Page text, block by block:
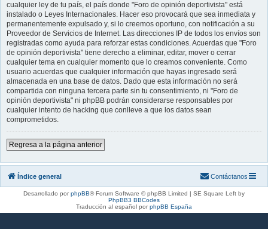
cualquier ley de tu país, el país donde "Foro de opinión deportivista" está
instalado o Leyes Internacionales. Hacer eso provocará que sea inmediata y
permanentemente expulsado y, si lo creemos oportuno, con notificación a su
Proveedor de Servicios de Internet. Las direcciones IP de todos los envíos son
registradas como ayuda para reforzar estas condiciones. Acuerdas que "Foro
de opinión deportivista" tiene derecho a eliminar, editar, mover o cerrar
cualquier tema en cualquier momento que lo creamos conveniente. Como
usuario acuerdas que cualquier información que hayas ingresado será
almacenada en una base de datos. Dado que esta información no será
compartida con ninguna tercera parte sin tu consentimiento, ni "Foro de
opinión deportivista" ni phpBB podrán considerarse responsables por
cualquier intento de hacking que conlleve a que los datos sean
comprometidos.
Regresa a la página anterior
Índice general Contáctanos
Desarrollado porphpBB® Forum Software © phpBB Limited | SE Square Left by
PhpBB3 BBCodes
Traducción al español porphpBB España